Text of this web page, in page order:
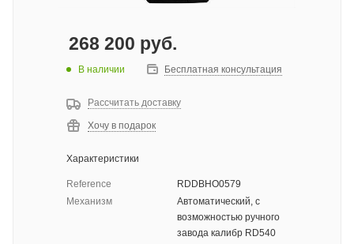
268 200 руб.
В наличии Бесплатная консультация
Рассчитать доставку
Хочу в подарок
Характеристики
Reference
RDDBHO0579
Механизм
Автоматический, с
возможностью ручного
завода калибр RD540